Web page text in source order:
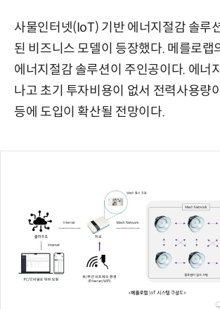
사물인터넷(IoT) 기반 에너지절감 솔루
된 비즈니스 모델이 등장했다. 메를로랩
에너지절감 솔루션이 주인공이다. 에너
나고 초기 투자비용이 없서 전력사용량
등에 도입이 확산될 전망이다.